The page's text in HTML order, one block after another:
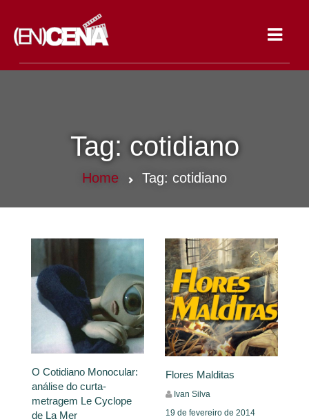
Tag: cotidiano
Home Tag: cotidiano
O Cotidiano Monocular:
análise do curta-
metragem Le Cyclope
de La Mer
Flores Malditas
Ivan Silva
19 de fevereiro de 2014